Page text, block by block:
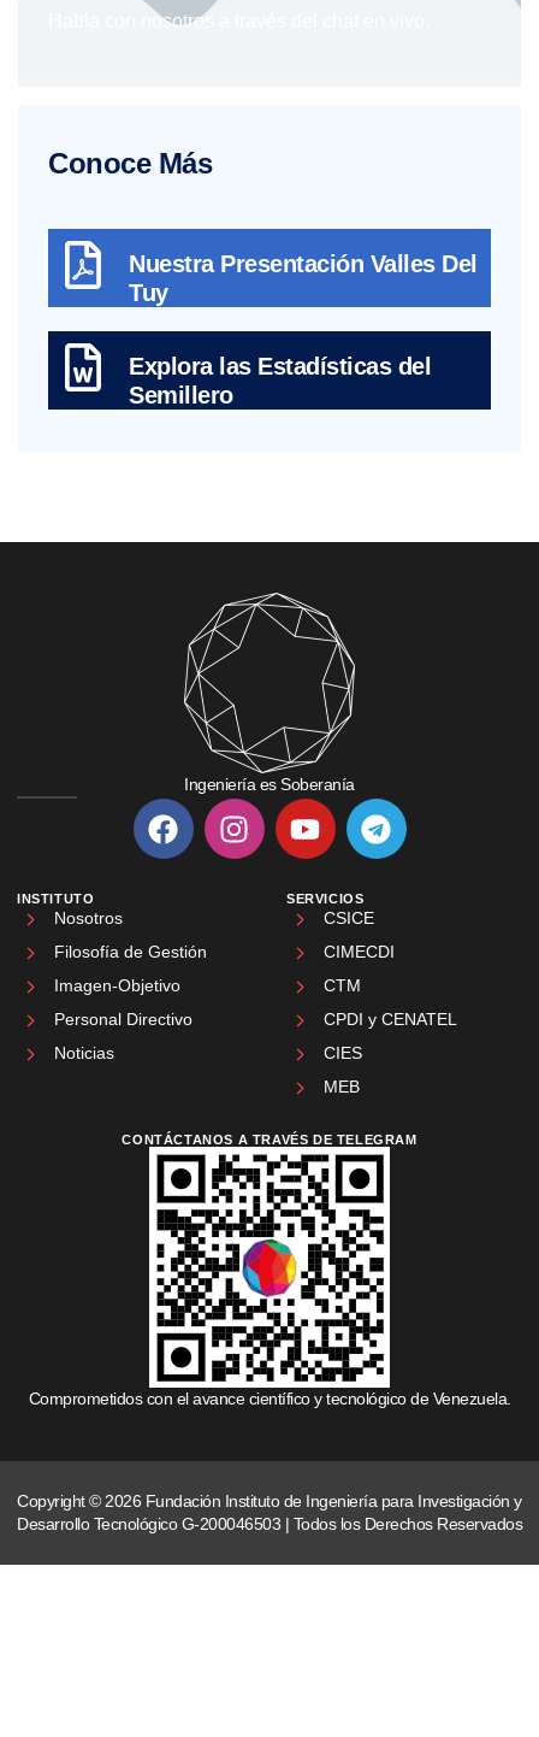
Habla con nosotros a través del chat en vivo.
Conoce Más
Nuestra Presentación Valles Del
Tuy
Explora las Estadísticas del
Semillero
Ingeniería es Soberanía
INSTITUTO
Nosotros
Filosofía de Gestión
Imagen-Objetivo
Personal Directivo
Noticias
SERVICIOS
CSICE
CIMECDI
CTM
CPDI y CENATEL
CIES
MEB
CONTÁCTANOS A TRAVÉS DE TELEGRAM
Comprometidos con el avance científico y tecnológico de Venezuela.
Copyright © 2026 Fundación Instituto de Ingeniería para Investigación y
Desarrollo Tecnológico G-200046503 | Todos los Derechos Reservados